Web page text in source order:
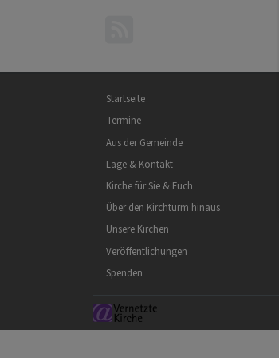
Hauptnavigation
Startseite
Termine
Aus der Gemeinde
Lage & Kontakt
Kirche für Sie & Euch
Über den Kirchturm hinaus
Unsere Kirchen
Veröffentlichungen
Spenden